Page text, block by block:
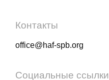
Контакты
office@haf-spb.org
Социальные ссылки